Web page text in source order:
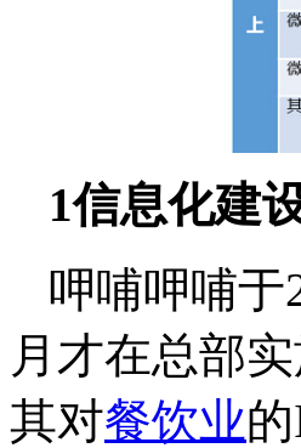
1信息化建
呷哺呷哺于
月才在总部
其对餐饮业